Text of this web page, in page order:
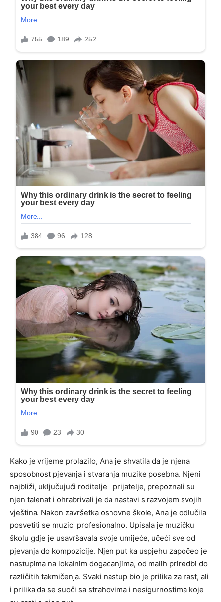
Kako je vrijeme prolazilo, Ana je shvatila da je njena
sposobnost pjevanja i stvaranja muzike posebna. Njeni
najbliži, uključujući roditelje i prijatelje, prepoznali su
njen talenat i ohrabrivali je da nastavi s razvojem svojih
vještina. Nakon završetka osnovne škole, Ana je odlučila
posvetiti se muzici profesionalno. Upisala je muzičku
školu gdje je usavršavala svoje umijeće, učeći sve od
pjevanja do kompozicije. Njen put ka uspjehu započeo je
nastupima na lokalnim događanjima, od malih priredbi do
različitih takmičenja. Svaki nastup bio je prilika za rast, ali
i prilika da se suoči sa strahovima i nesigurnostima koje